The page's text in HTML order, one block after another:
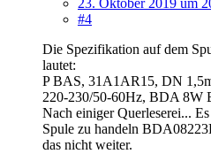
#4
Die Spezifikation auf dem
lautet:
P BAS, 31A1AR15, DN
220-230/50-60Hz, BDA 8W
Nach einiger Querleserei...
Spule zu handeln
das nicht weiter.